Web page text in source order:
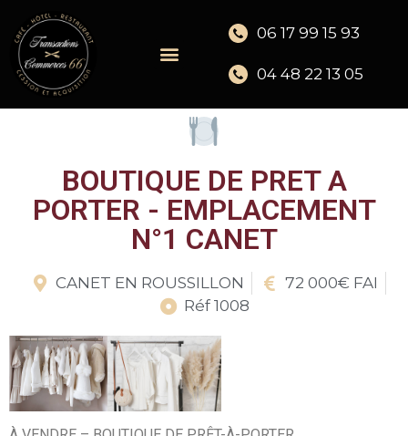
06 17 99 15 93
04 48 22 13 05
BOUTIQUE DE PRET A
PORTER - EMPLACEMENT
N°1 CANET
CANET EN ROUSSILLON
72 000€ FAI
Réf 1008